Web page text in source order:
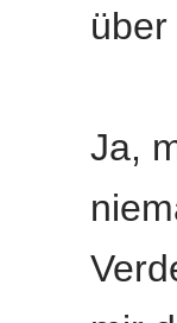
Ja,